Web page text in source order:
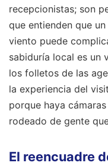
recepcionistas; son
que entienden que
viento puede
sabiduría local es un
los folletos de las
la experiencia del
porque haya
rodeado de gente
El reencuadre